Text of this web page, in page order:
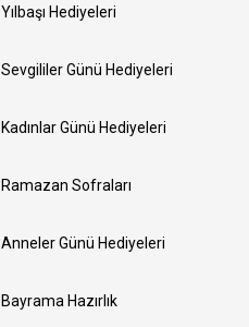
Yılbaşı Hediyeleri
Sevgililer Günü Hediyeleri
Kadınlar Günü Hediyeleri
Ramazan Sofraları
Anneler Günü Hediyeleri
Bayrama Hazırlık